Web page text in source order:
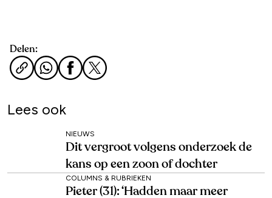
Delen:
Lees ook
NIEUWS
Dit vergroot volgens onderzoek de
kans op een zoon of dochter
COLUMNS & RUBRIEKEN
Pieter (31): ‘Hadden maar meer